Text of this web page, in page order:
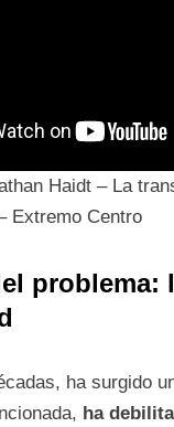
Haidt – La
Extremo Centro
problema:
ha surgido
ha